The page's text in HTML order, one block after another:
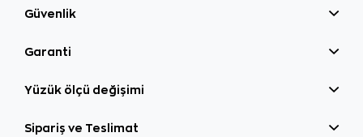
Güvenlik
Garanti
Yüzük ölçü değişimi
Sipariş ve Teslimat